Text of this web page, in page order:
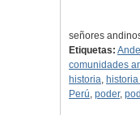
señores
Etiquetas:
comunidades
historia,
Perú, poder,